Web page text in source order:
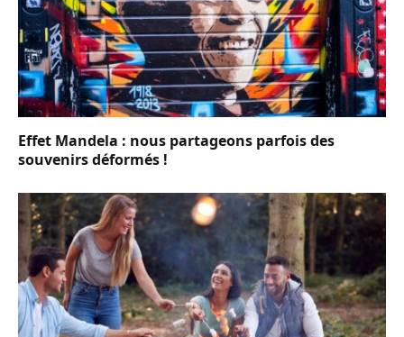
Effet Mandela : nous partageons parfois des
souvenirs déformés !